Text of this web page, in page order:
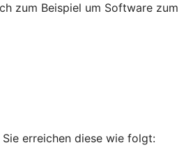
zum Beispiel um Software zum
erreichen diese wie folgt: